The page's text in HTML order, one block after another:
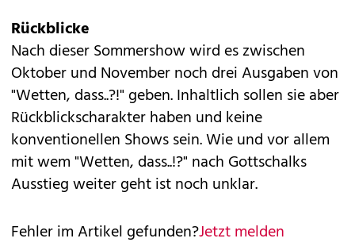
Rückblicke
Nach dieser Sommershow wird es zwischen
Oktober und November noch drei Ausgaben von
"Wetten, dass..?!" geben. Inhaltlich sollen sie aber
Rückblickscharakter haben und keine
konventionellen Shows sein. Wie und vor allem
mit wem"Wetten, dass..!?" nach Gottschalks
Ausstieg weiter geht ist noch unklar.
Fehler im Artikel gefunden?Jetzt melden